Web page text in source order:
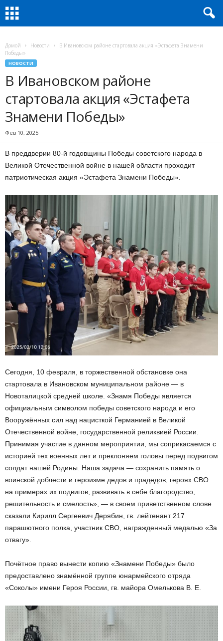
Домой Новости
В Ивановском районе стартовала акция «Эстафета Знамени
Победы»
НОВОСТИ
В Ивановском районе
стартовала акция «Эстафета
Знамени Победы»
Фев 10, 2025
В преддверии 80-й годовщины Победы советского народа в
Великой Отечественной войне в нашей области проходит
патриотическая акция «Эстафета Знамени Победы».
Сегодня, 10 февраля, в торжественной обстановке она
стартовала в Ивановском муниципальном районе — в
Новоталицкой средней школе. «Знамя Победы является
официальным символом победы советского народа и его
Вооружённых сил над нацисткой Германией в Великой
Отечественной войне, государственной реликвией России.
Принимая участие в данном мероприятии, мы соприкасаемся с
историей тех военных лет и преклоняем головы перед подвигом
солдат нашей Родины. Наша задача — сохранить память о
воинской доблести и героизме дедов и прадедов, героях СВО
на примерах их подвигов, развивать в себе благородство,
решительность и смелость», — в своем приветственном слове
сказали Кирилл Сергеевич Дерябин, гв. лейтенант 217
парашютного полка, участник СВО, награжденный медалью «За
отвагу».
Почётное право вынести копию «Знамени Победы» было
предоставлено знамённой группе юнармейского отряда
«Соколы» имени Героя России, гв. майора Омелькова В. Е.